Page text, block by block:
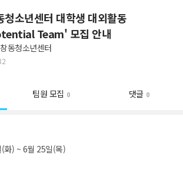
청소년센터 대학생 대외활동
Team' 모집 안내
동청소년센터
팀원 모집 0 댓글 0
화) ~ 6월 25일(목)